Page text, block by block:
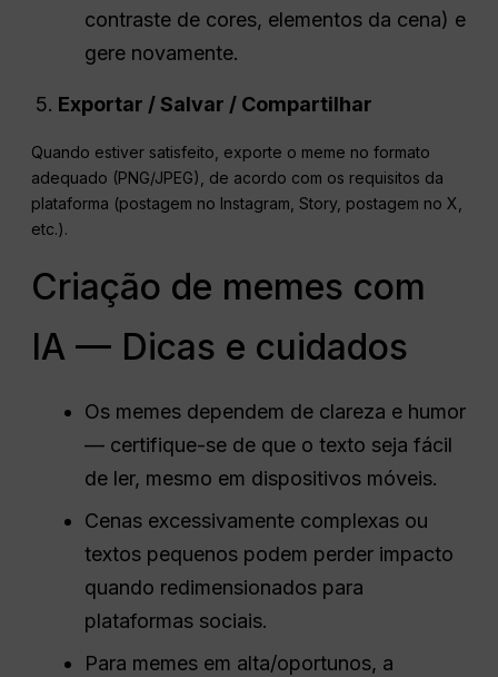
contraste de cores, elementos da cena) e
gere novamente.
Exportar / Salvar / Compartilhar
Quando estiver satisfeito, exporte o meme no formato
adequado (PNG/JPEG), de acordo com os requisitos da
plataforma (postagem no Instagram, Story, postagem no X,
etc.).
Criação de memes com
IA — Dicas e cuidados
Os memes dependem de clareza e humor
— certifique-se de que o texto seja fácil
de ler, mesmo em dispositivos móveis.
Cenas excessivamente complexas ou
textos pequenos podem perder impacto
quando redimensionados para
plataformas sociais.
Para memes em alta/oportunos, a